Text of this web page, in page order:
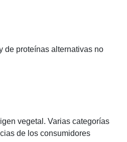
de proteínas alternativas no
vegetal. Varias categorías
de los consumidores